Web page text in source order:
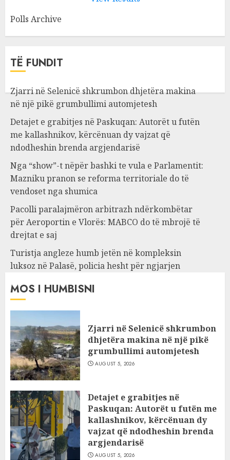
Polls Archive
TË FUNDIT
Zjarri në Selenicë shkrumbon dhjetëra makina
në një pikë grumbullimi automjetesh
Detajet e grabitjes në Paskuqan: Autorët u futën
me kallashnikov, kërcënuan dy vajzat që
ndodheshin brenda argjendarisë
Nga “show”-t nëpër bashki te vula e Parlamentit:
Mazniku pranon se reforma territoriale do të
vendoset nga shumica
Pacolli paralajmëron arbitrazh ndërkombëtar
për Aeroportin e Vlorës: MABCO do të mbrojë të
drejtat e saj
Turistja angleze humb jetën në kompleksin
luksoz në Palasë, policia hesht për ngjarjen
MOS I HUMBISNI
Zjarri në Selenicë shkrumbon
dhjetëra makina në një pikë
grumbullimi automjetesh
AUGUST 5, 2026
Detajet e grabitjes në
Paskuqan: Autorët u futën me
kallashnikov, kërcënuan dy
vajzat që ndodheshin brenda
argjendarisë
AUGUST 5, 2026